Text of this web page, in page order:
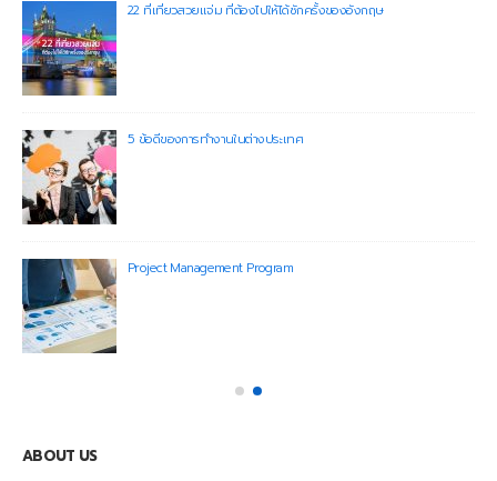
22 ที่เที่ยวสวยแจ่ม ที่ต้องไปให้ได้ซักครั้งของอังกฤษ
5 ข้อดีของการทำงานในต่างประเทศ
Project Management Program
ABOUT US